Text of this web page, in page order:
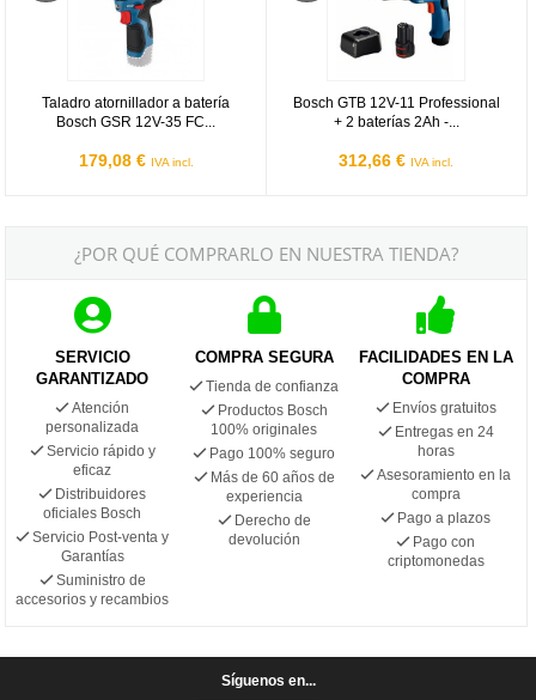
Taladro atornillador a batería
Bosch GSR 12V-35 FC...
179,08 € IVA incl.
Bosch GTB 12V-11 Professional
+ 2 baterías 2Ah -...
312,66 € IVA incl.
¿POR QUÉ COMPRARLO EN NUESTRA TIENDA?
SERVICIO
GARANTIZADO
Atención
personalizada
Servicio rápido y
eficaz
Distribuidores
oficiales Bosch
Servicio Post-venta y
Garantías
Suministro de
accesorios y recambios
COMPRA SEGURA
Tienda de confianza
Productos Bosch
100% originales
Pago 100% seguro
Más de 60 años de
experiencia
Derecho de
devolución
FACILIDADES EN LA
COMPRA
Envíos gratuitos
Entregas en 24
horas
Asesoramiento en la
compra
Pago a plazos
Pago con
criptomonedas
Síguenos en...